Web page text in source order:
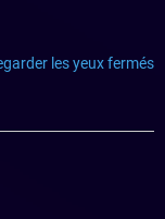
les yeux fermés